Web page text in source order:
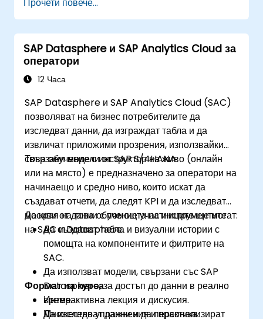
SAP Datasphere и SAP Analytics Cloud за
оператори
12 Часа
SAP Datasphere и SAP Analytics Cloud (SAC)
позволяват на бизнес потребителите да
изследват данни, да изграждат табла и да
извличат приложими прозрения, използвайки
свързани модели от SAP S/4HANA.
Това обучение с инструктор на живо (онлайн
или на място) е предназначено за оператори на
начинаещо и средно ниво, които искат да
създават отчети, да следят KPI и да изследват
масиви от данни с помощта на инструментите
на SAC и Datasphere.
До края на това обучение участниците ще могат:
Да създават табла и визуални истории с
помощта на компонентите и филтрите на
SAC.
Да използват модели, свързани със SAP
Datasphere, за достъп до данни в реално
време.
Да изследват данни и да персонализират
Формат на курса
Интерактивна лекция и дискусия.
Множество упражнения и практика.